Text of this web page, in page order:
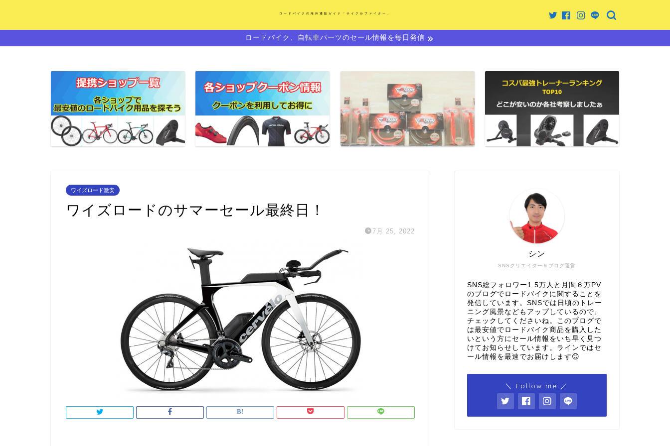
ロードバイクの海外通販ガイド「サイクルファイター」
ロードバイク、自転車パーツのセール情報を毎日発信
ワイズロード激安
ワイズロードのサマーセール最終日！
7月 25, 2022
SNSクリエイター＆ブログ運営
シン
SNS総フォロワー1.5万人と月間６万PV
のブログでロードバイクに関することを
発信しています。SNSでは日頃のトレー
ニング風景などもアップしているので、
チェックしてくださいね。このブログで
は最安値でロードバイク商品を購入した
いという方にセール情報をいち早く見つ
けてお知らせしています。ラインではセ
ール情報を最速でお届けします😊
＼ Follow me ／